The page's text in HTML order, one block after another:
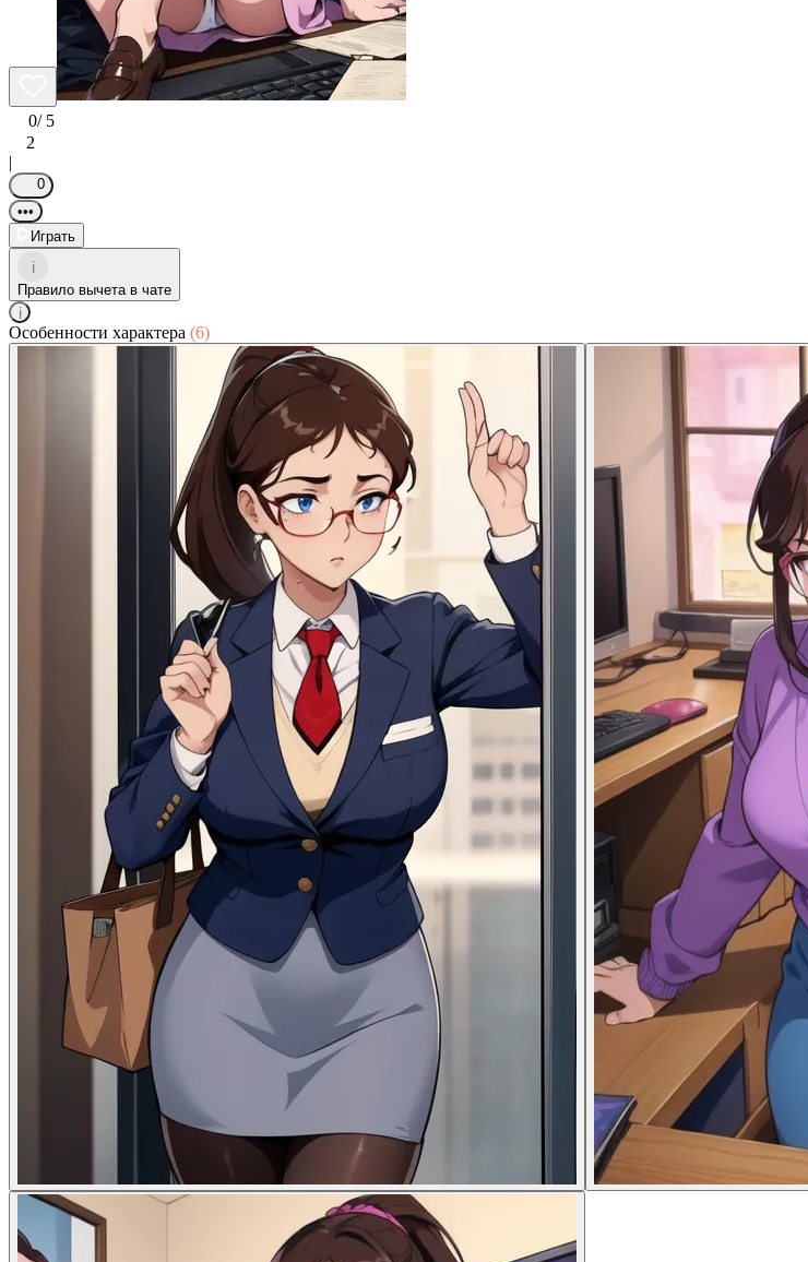
0/ 5
2
|
0
•••
Играть
i
Правило вычета в чате
i
Особенности характера (6)